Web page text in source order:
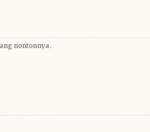
nontonnya.